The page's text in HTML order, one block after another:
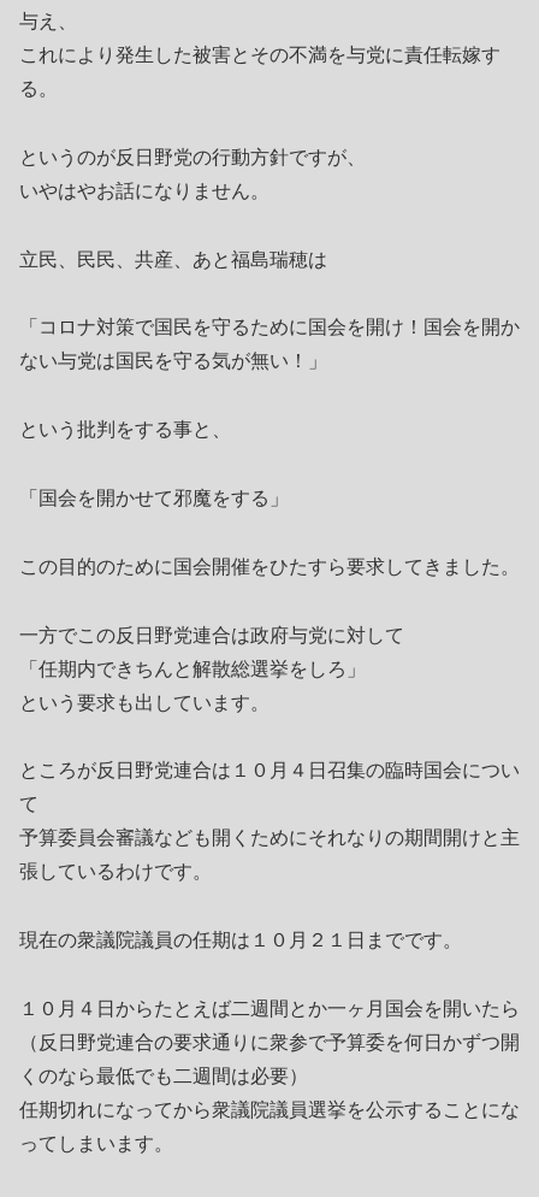
与え、
これにより発生した被害とその不満を与党に責任転嫁す
る。
というのが反日野党の行動方針ですが、
いやはやお話になりません。
立民、民民、共産、あと福島瑞穂は
「コロナ対策で国民を守るために国会を開け！国会を開か
ない与党は国民を守る気が無い！」
という批判をする事と、
「国会を開かせて邪魔をする」
この目的のために国会開催をひたすら要求してきました。
一方でこの反日野党連合は政府与党に対して
「任期内できちんと解散総選挙をしろ」
という要求も出しています。
ところが反日野党連合は１０月４日召集の臨時国会につい
て
予算委員会審議なども開くためにそれなりの期間開けと主
張しているわけです。
現在の衆議院議員の任期は１０月２１日までです。
１０月４日からたとえば二週間とか一ヶ月国会を開いたら
（反日野党連合の要求通りに衆参で予算委を何日かずつ開
くのなら最低でも二週間は必要）
任期切れになってから衆議院議員選挙を公示することにな
ってしまいます。